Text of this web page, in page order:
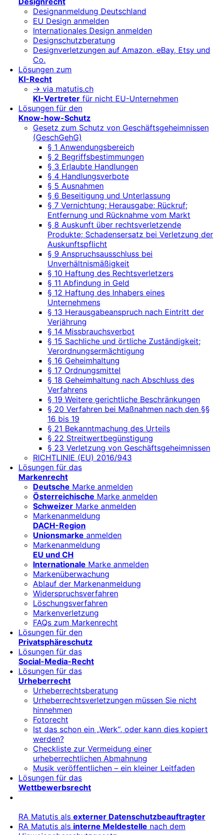
Designanmeldung Deutschland
EU Design anmelden
Internationales Design anmelden
Designschutzberatung
Designverletzungen auf Amazon, eBay, Etsy und
Co.
Lösungen zum
KI-Recht
-> via matutis.ch
KI-Vertreter für nicht EU-Unternehmen
Lösungen für den
Know-how-Schutz
Gesetz zum Schutz von Geschäftsgeheimnissen
(GeschGehG)
§ 1 Anwendungsbereich
§ 2 Begriffsbestimmungen
§ 3 Erlaubte Handlungen
§ 4 Handlungsverbote
§ 5 Ausnahmen
§ 6 Beseitigung und Unterlassung
§ 7 Vernichtung; Herausgabe; Rückruf;
Entfernung und Rücknahme vom Markt
§ 8 Auskunft über rechtsverletzende
Produkte; Schadensersatz bei Verletzung der
Auskunftspflicht
§ 9 Anspruchsausschluss bei
Unverhältnismäßigkeit
§ 10 Haftung des Rechtsverletzers
§ 11 Abfindung in Geld
§ 12 Haftung des Inhabers eines
Unternehmens
§ 13 Herausgabeanspruch nach Eintritt der
Verjährung
§ 14 Missbrauchsverbot
§ 15 Sachliche und örtliche Zuständigkeit;
Verordnungsermächtigung
§ 16 Geheimhaltung
§ 17 Ordnungsmittel
§ 18 Geheimhaltung nach Abschluss des
Verfahrens
§ 19 Weitere gerichtliche Beschränkungen
§ 20 Verfahren bei Maßnahmen nach den §§
16 bis 19
§ 21 Bekanntmachung des Urteils
§ 22 Streitwertbegünstigung
§ 23 Verletzung von Geschäftsgeheimnissen
RICHTLINIE (EU) 2016/943
Lösungen für das
Markenrecht
Deutsche Marke anmelden
Österreichische Marke anmelden
Schweizer Marke anmelden
Markenanmeldung
DACH-Region
Unionsmarke anmelden
Markenanmeldung
EU und CH
Internationale Marke anmelden
Markenüberwachung
Ablauf der Markenanmeldung
Widerspruchsverfahren
Löschungsverfahren
Markenverletzung
FAQs zum Markenrecht
Lösungen für den
Privatsphäreschutz
Lösungen für das
Social-Media-Recht
Lösungen für das
Urheberrecht
Urheberrechtsberatung
Urheberrechtsverletzungen müssen Sie nicht
hinnehmen
Fotorecht
Ist das schon ein „Werk“, oder kann dies kopiert
werden?
Checkliste zur Vermeidung einer
urheberrechtlichen Abmahnung
Musik veröffentlichen – ein kleiner Leitfaden
Lösungen für das
Wettbewerbsrecht
RA Matutis als externer Datenschutzbeauftragter
RA Matutis als interne Meldestelle nach dem